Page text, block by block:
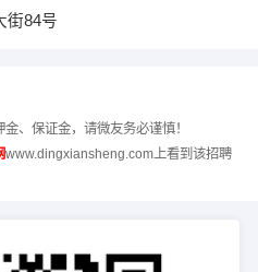
街84号
、保证金，请微友务必谨慎！
www.dingxiansheng.com上看到该招聘